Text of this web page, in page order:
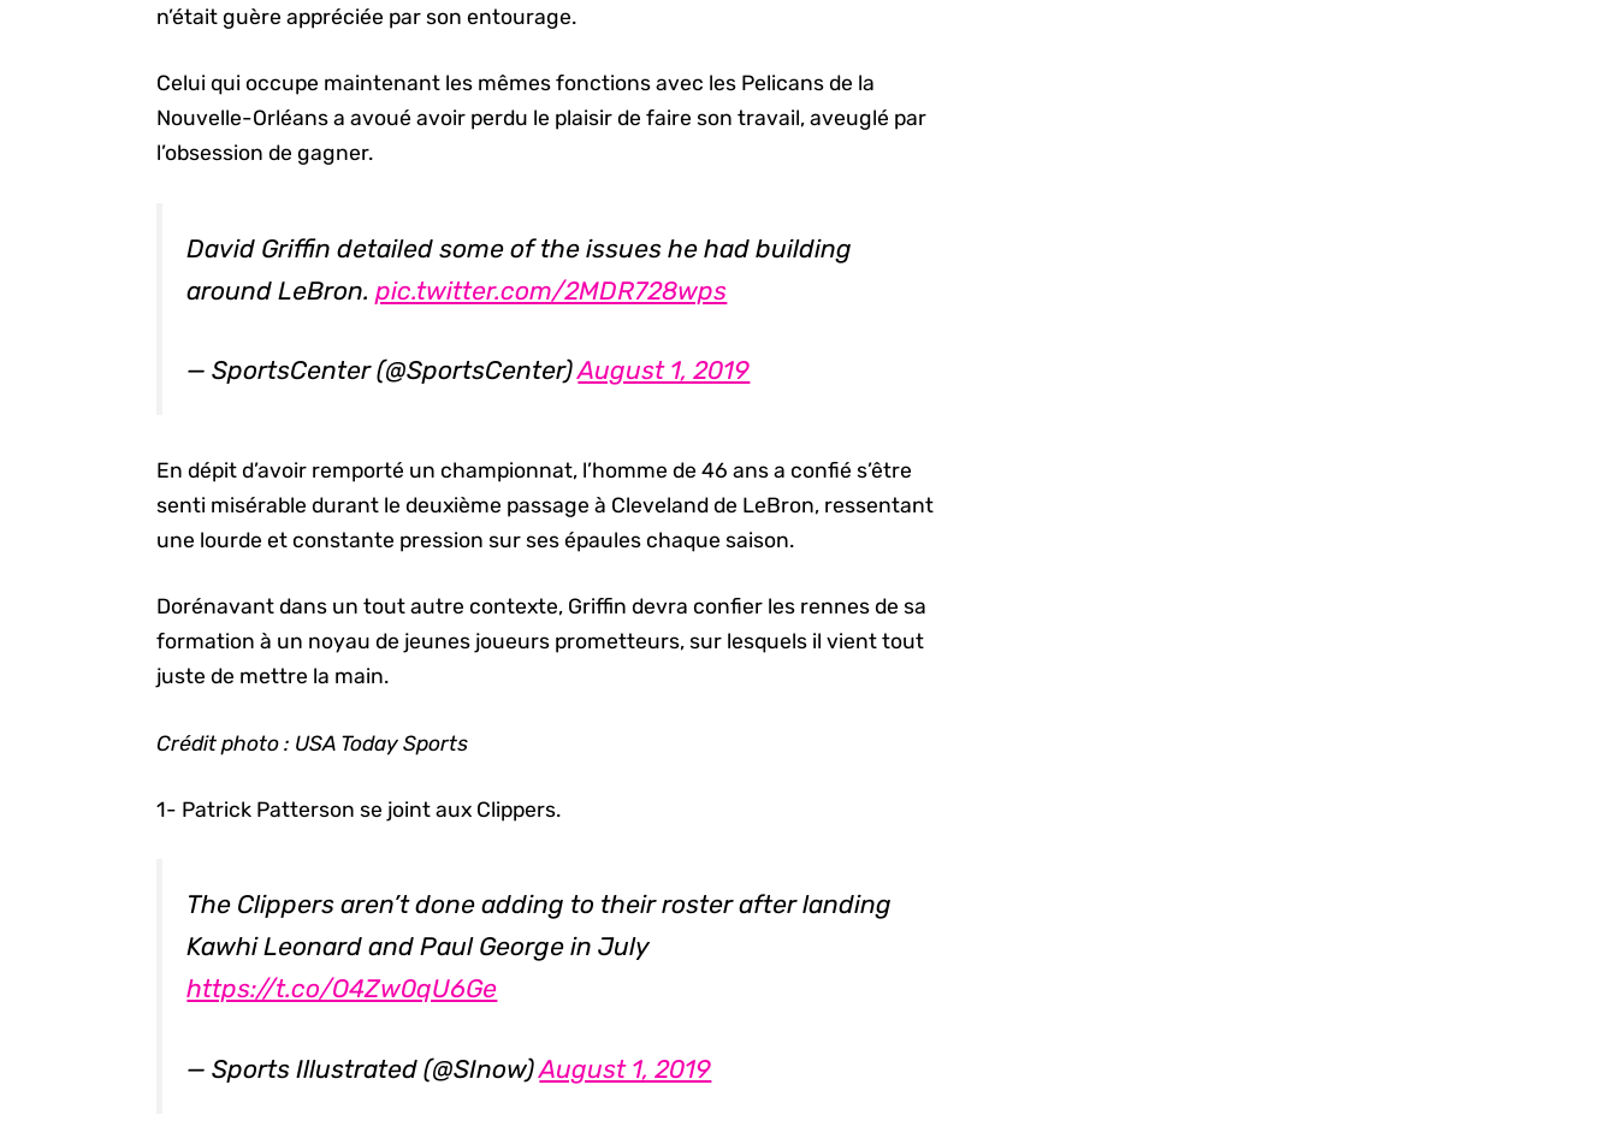
n’était guère appréciée par son entourage.
Celui qui occupe maintenant les mêmes fonctions avec les Pelicans de la
Nouvelle-Orléans a avoué avoir perdu le plaisir de faire son travail, aveuglé par
l’obsession de gagner.
David Griffin detailed some of the issues he had building
around LeBron.pic.twitter.com/2MDR728wps
— SportsCenter (@SportsCenter)August 1, 2019
En dépit d’avoir remporté un championnat, l’homme de 46 ans a confié s’être
senti misérable durant le deuxième passage à Cleveland de LeBron, ressentant
une lourde et constante pression sur ses épaules chaque saison.
Dorénavant dans un tout autre contexte, Griffin devra confier les rennes de sa
formation à un noyau de jeunes joueurs prometteurs, sur lesquels il vient tout
juste de mettre la main.
Crédit photo : USA Today Sports
1- Patrick Patterson se joint aux Clippers.
The Clippers aren’t done adding to their roster after landing
Kawhi Leonard and Paul George in July
https://t.co/O4Zw0qU6Ge
— Sports Illustrated (@SInow)August 1, 2019